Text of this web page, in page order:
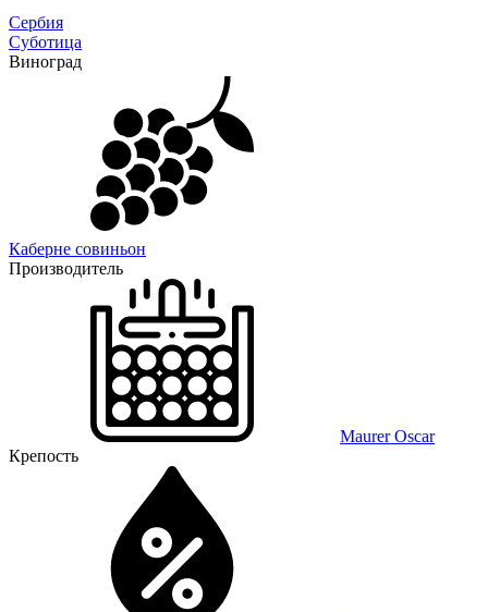
Сербия
Суботица
Виноград
Каберне совиньон
Производитель
Maurer Oscar
Крепость